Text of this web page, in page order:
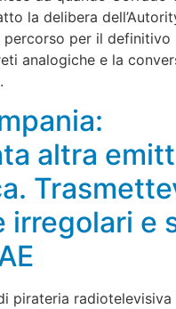
la delibera
percorso per il definitivo
analogiche e la
altra
irregolari e
pirateria radiotelevisiva